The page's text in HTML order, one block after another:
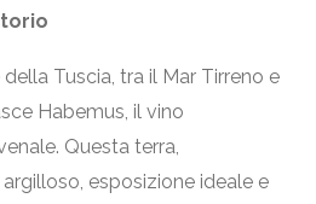
Tuscia, tra il Mar Tirreno e
Habemus, il vino
Questa terra,
esposizione ideale e